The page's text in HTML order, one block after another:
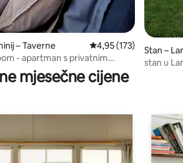
– Taverne Prosječna ocjena: 4,95/
4,95 (173)
- apartman s privatnim
Stan –
stan u
mjesečne cijene